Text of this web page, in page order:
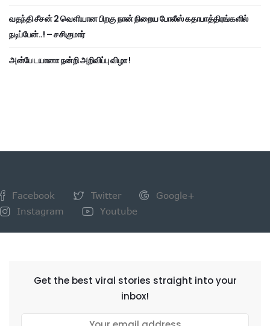
வதந்தி சீசன் 2 வெளியான பிறகு நான் நிறைய போலீஸ் கதாபாத்திரங்களில்
நடிப்பேன்..! – சசிகுமார்
அன்பே டயானா நன்றி அறிவிப்பு விழா !
Facebook Twitter
Google+
Instagram
Youtube
Get the best viral stories straight into your
inbox!